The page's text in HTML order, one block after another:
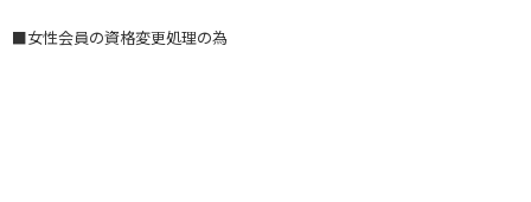
■女性会員の資格変更処理の為